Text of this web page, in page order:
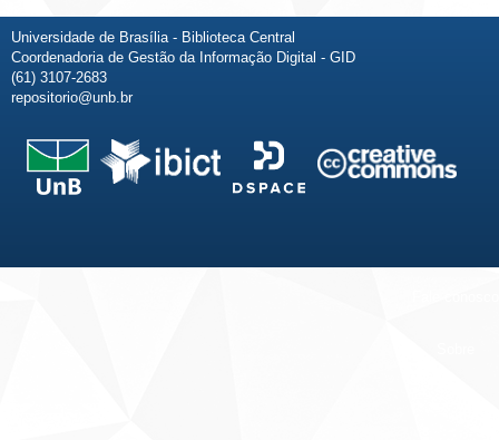
Universidade de Brasília - Biblioteca Central
Coordenadoria de Gestão da Informação Digital - GID
(61) 3107-2683
repositorio@unb.br